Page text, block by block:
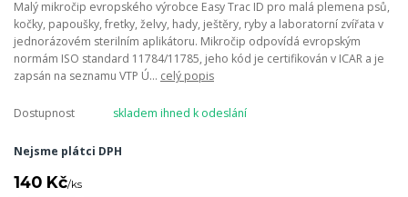
Malý mikročip evropského výrobce Easy Trac ID pro malá plemena psů,
kočky, papoušky, fretky, želvy, hady, ještěry, ryby a laboratorní zvířata v
jednorázovém sterilním aplikátoru. Mikročip odpovídá evropským
normám ISO standard 11784/11785, jeho kód je certifikován v ICAR a je
zapsán na seznamu VTP Ú... celý popis
Dostupnost skladem ihned k odeslání
Nejsme plátci DPH
140 Kč/ks